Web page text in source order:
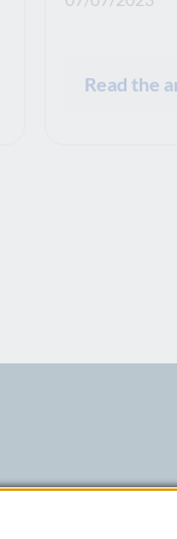
Read the